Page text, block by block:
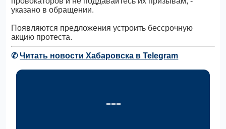
указано в обращении.
Появляются предложения устроить бессрочную
акцию протеста.
✆Читать новости Хабаровска в Telegram